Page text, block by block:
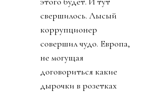
свершилось. Лысый
коррупционер
совершил чудо. Европа,
не могущая
договориться какие
дырочки в розетках